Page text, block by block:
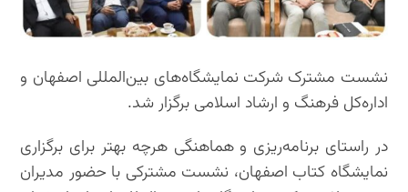
نشست مشترک شرکت نمایشگاه‌های بین‌المللی اصفهان و
اداره‌کل فرهنگ و ارشاد اسلامی برگزار شد.
در راستای برنامه‌ریزی و هماهنگی هرچه بهتر برای برگزاری
نمایشگاه کتاب اصفهان، نشست مشترکی با حضور مدیران